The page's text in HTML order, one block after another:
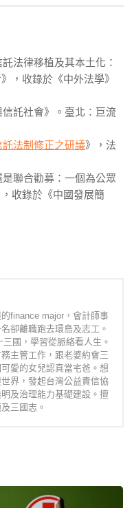
法律移植及其本土化：
，收錄於《中外法學》
託社會》。臺北：巨流
法制修正之研議》，法
聯合勸募：一個為公眾
收錄於《中國發展簡
finance major，會計師事
卻離職跑去環島及志工。
國，學習從脈絡看人生。
主管工作，跟老婆約會三
愛的女兒認真當宅爸。想
界，發起台灣公益責信協
及治理能力基礎建設。擅
三國志。